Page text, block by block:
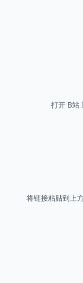
打开 B站
将链接粘贴到上